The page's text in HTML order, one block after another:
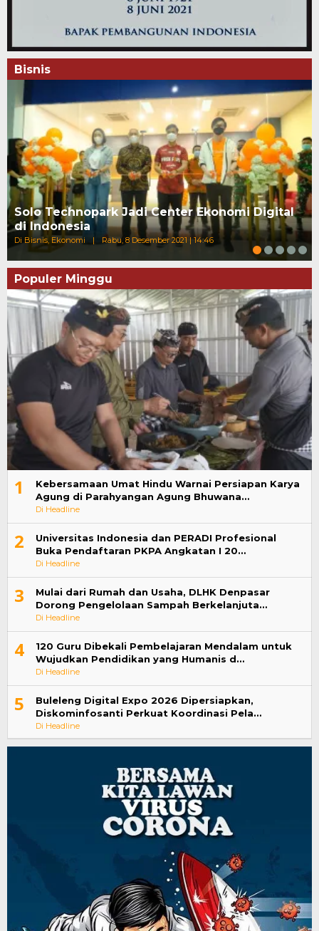
Bisnis
Solo Technopark Jadi Center Ekonomi Digital
di Indonesia
Di Bisnis, Ekonomi | Rabu, 8 Desember 2021 | 14:46
Populer Minggu
1
Kebersamaan Umat Hindu Warnai Persiapan Karya
Agung di Parahyangan Agung Bhuwana…
Di Headline
2
Universitas Indonesia dan PERADI Profesional
Buka Pendaftaran PKPA Angkatan I 20…
Di Headline
3
Mulai dari Rumah dan Usaha, DLHK Denpasar
Dorong Pengelolaan Sampah Berkelanjuta…
Di Headline
4
120 Guru Dibekali Pembelajaran Mendalam untuk
Wujudkan Pendidikan yang Humanis d…
Di Headline
5
Buleleng Digital Expo 2026 Dipersiapkan,
Diskominfosanti Perkuat Koordinasi Pela…
Di Headline